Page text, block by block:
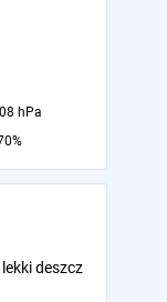
hPa
deszcz